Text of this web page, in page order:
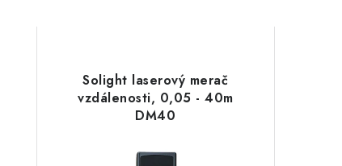
Solight laserový merač
vzdálenosti, 0,05 - 40m
DM40